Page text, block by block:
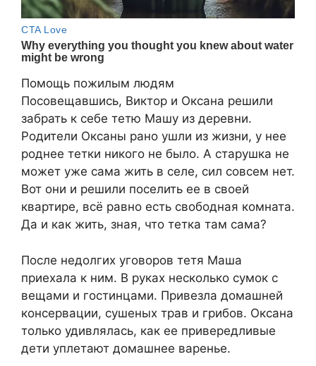
Помощь пожилым людям
Посовещавшись, Виктор и Оксана решили
забрать к себе тетю Машу из деревни.
Родители Оксаны рано ушли из жизни, у нее
роднее тетки никого не было. А старушка не
может уже сама жить в селе, сил совсем нет.
Вот они и решили поселить ее в своей
квартире, всё равно есть свободная комната.
Да и как жить, зная, что тетка там сама?
После недолгих уговоров тетя Маша
приехала к ним. В руках несколько сумок с
вещами и гостинцами. Привезла домашней
консервации, сушеных трав и грибов. Оксана
только удивлялась, как ее привередливые
дети уплетают домашнее варенье.